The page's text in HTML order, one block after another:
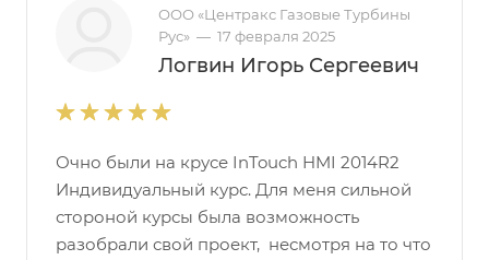
ООО «Центракс Газовые Турбины
Рус» — 17 февраля 2025
Логвин Игорь Сергеевич
Очно были на крусе InTouch HMI 2014R2
Индивидуальный курс. Для меня сильной
стороной курсы была возможность
разобрали свой проект, несмотря на то что